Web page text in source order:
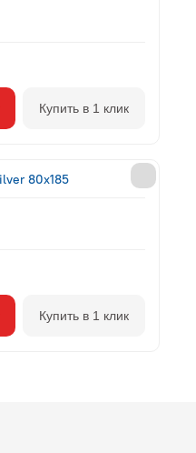
Купить в 1 клик
80x185
Купить в 1 клик